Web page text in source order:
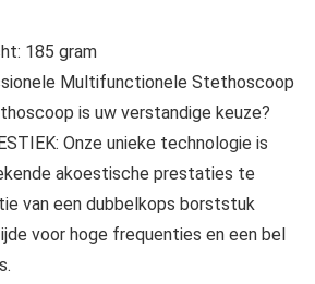
185 gram
Multifunctionele Stethoscoop
is uw verstandige keuze?
Onze unieke technologie is
akoestische prestaties te
van een dubbelkops borststuk
voor hoge frequenties en een bel